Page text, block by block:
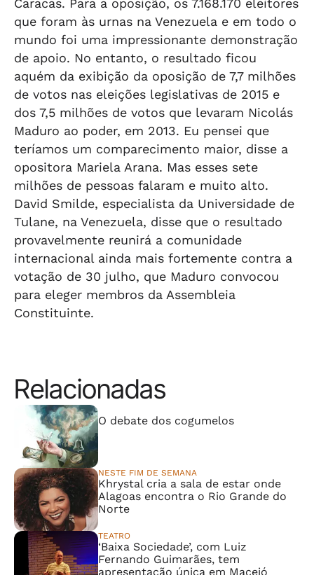
Caracas. Para a oposição, os 7.168.170 eleitores
que foram às urnas na Venezuela e em todo o
mundo foi uma impressionante demonstração
de apoio. No entanto, o resultado ficou
aquém da exibição da oposição de 7,7 milhões
de votos nas eleições legislativas de 2015 e
dos 7,5 milhões de votos que levaram Nicolás
Maduro ao poder, em 2013. Eu pensei que
teríamos um comparecimento maior, disse a
opositora Mariela Arana. Mas esses sete
milhões de pessoas falaram e muito alto.
David Smilde, especialista da Universidade de
Tulane, na Venezuela, disse que o resultado
provavelmente reunirá a comunidade
internacional ainda mais fortemente contra a
votação de 30 julho, que Maduro convocou
para eleger membros da Assembleia
Constituinte.
Relacionadas
O debate dos cogumelos
NESTE FIM DE SEMANA
Khrystal cria a sala de estar onde
Alagoas encontra o Rio Grande do
Norte
TEATRO
‘Baixa Sociedade’, com Luiz
Fernando Guimarães, tem
apresentação única em Maceió